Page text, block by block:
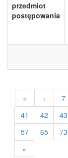
przedmiot
postępowania
« ‹ 7
41
42 43
57
65 73
»